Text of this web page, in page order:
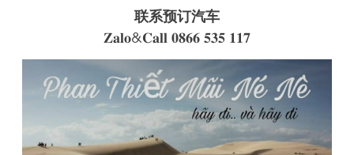
联系预订汽车
𝐙𝐚𝐥𝐨&𝐂𝐚𝐥𝐥 𝟎𝟖𝟔𝟔 𝟓𝟑𝟓 𝟏𝟏𝟕